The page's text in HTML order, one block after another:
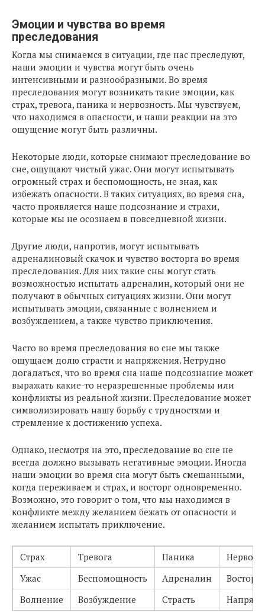
Эмоции и чувства во время
преследования
Когда мы снимаемся в ситуации, где нас преследуют,
наши эмоции и чувства могут быть очень
интенсивными и разнообразными. Во время
преследования могут возникать такие эмоции, как
страх, тревога, паника и нервозность. Мы чувствуем,
что находимся в опасности, и наши реакции на это
ощущение могут быть различны.
Некоторые люди, которые снимают преследование во
сне, ощущают чистый ужас. Они могут испытывать
огромный страх и беспомощность, не зная, как
избежать опасности. В таких ситуациях, во время сна,
часто проявляется наше подсознание и страхи,
которые мы не осознаем в повседневной жизни.
Другие люди, напротив, могут испытывать
адреналиновый скачок и чувство восторга во время
преследования. Для них такие сны могут стать
возможностью испытать адреналин, который они не
получают в обычных ситуациях жизни. Они могут
испытывать эмоции, связанные с волнением и
возбуждением, а также чувство приключения.
Часто во время преследования во сне мы также
ощущаем долю страсти и напряжения. Нетрудно
догадаться, что во время сна наше подсознание может
выражать какие-то неразрешенные проблемы или
конфликты из реальной жизни. Преследование может
символизировать нашу борьбу с трудностями и
стремление к достижению успеха.
Однако, несмотря на это, преследование во сне не
всегда должно вызывать негативные эмоции. Иногда
наши эмоции во время сна могут быть смешанными,
когда переживаем и страх, и восторг одновременно.
Возможно, это говорит о том, что мы находимся в
конфликте между желанием бежать от опасности и
желанием испытать приключение.
Страх Тревога Паника
Ужас
Беспомощность Адреналин
Восторг
Волнение
Возбуждение Страсть